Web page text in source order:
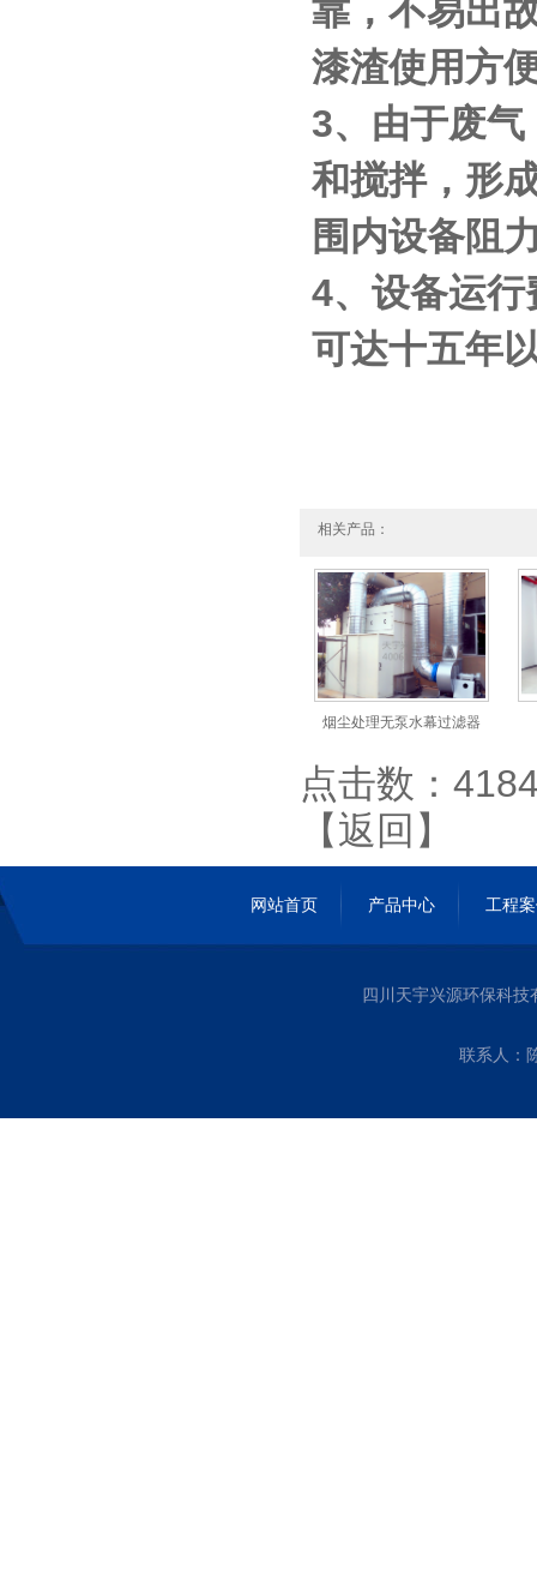
靠，不易出
漆渣使用方
3、由于废
和搅拌，形
围内设备阻
4、设备运
可达十五年
相关产品：
烟尘处理无泵水幕过滤器
点击数：
【返回 】
网站首页 产品中心 工程
四川天宇兴源环保科
联系人：